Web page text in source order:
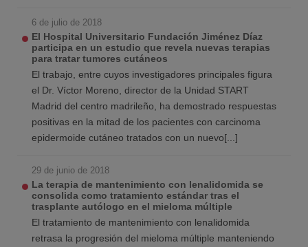
6 de julio de 2018
El Hospital Universitario Fundación Jiménez Díaz
participa en un estudio que revela nuevas terapias
para tratar tumores cutáneos
El trabajo, entre cuyos investigadores principales figura
el Dr. Víctor Moreno, director de la Unidad START
Madrid del centro madrileño, ha demostrado respuestas
positivas en la mitad de los pacientes con carcinoma
epidermoide cutáneo tratados con un nuevo[...]
29 de junio de 2018
La terapia de mantenimiento con lenalidomida se
consolida como tratamiento estándar tras el
trasplante autólogo en el mieloma múltiple
El tratamiento de mantenimiento con lenalidomida
retrasa la progresión del mieloma múltiple manteniendo